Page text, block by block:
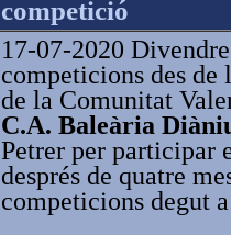
competició
17-07-2020
competicions des
de la Comunitat
C.A. Baleària
Petrer per participar
després de quatre
competicions degut